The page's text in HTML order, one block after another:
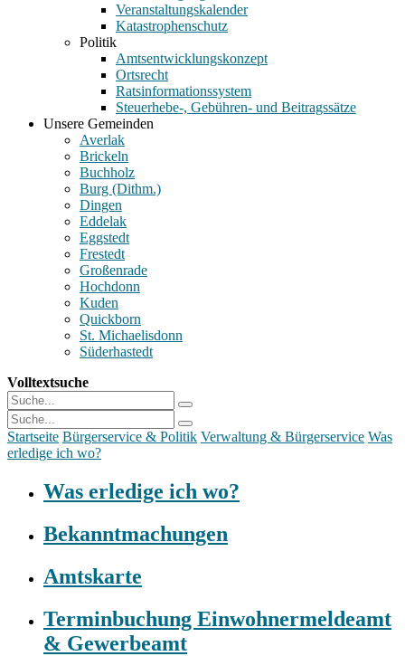
Veranstaltungskalender
Katastrophenschutz
Politik
Amtsentwicklungskonzept
Ortsrecht
Ratsinformationssystem
Steuerhebe-, Gebühren- und Beitragssätze
Unsere Gemeinden
Averlak
Brickeln
Buchholz
Burg (Dithm.)
Dingen
Eddelak
Eggstedt
Frestedt
Großenrade
Hochdonn
Kuden
Quickborn
St. Michaelisdonn
Süderhastedt
Volltextsuche
Startseite Bürgerservice & Politik Verwaltung & Bürgerservice Was
erledige ich wo?
Was erledige ich wo?
Bekanntmachungen
Amtskarte
Terminbuchung Einwohnermeldeamt
& Gewerbeamt